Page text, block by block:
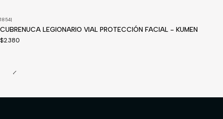
1854|
CUBRENUCA LEGIONARIO VIAL PROTECCIÓN FACIAL - KUMEN
$2.380